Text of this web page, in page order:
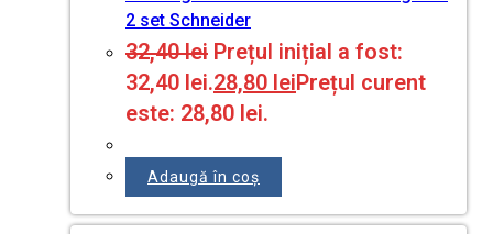
2 set Schneider
32,40lei Prețul inițial a fost:
32,40 lei.28,80 leiPrețul curent
este: 28,80 lei.
Adaugă în coș